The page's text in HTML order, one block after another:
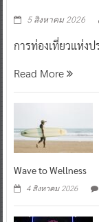
5 สิงหาคม 2026
การท่องเที่ยวแห่งป
Read More
Wave to Wellness
4 สิงหาคม 2026